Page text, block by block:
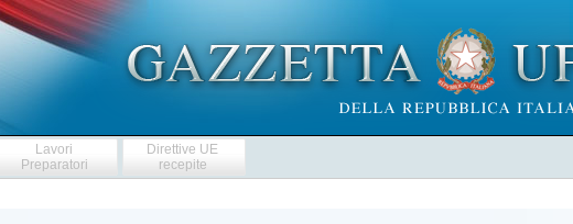
Lavori
Preparatori
Direttive UE
recepite